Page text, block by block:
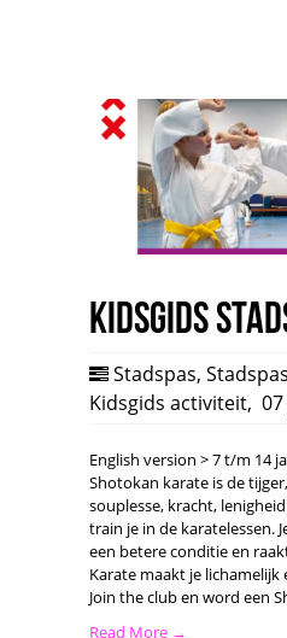
Kidsgids
Stadspas,
Kidsgids activiteit,
English version > 7 t/m 14
Shotokan karate is de
souplesse, kracht,
train je in de karatelessen.
een betere conditie en
Karate maakt je lichamelijk
Join the club en word een
Read More →